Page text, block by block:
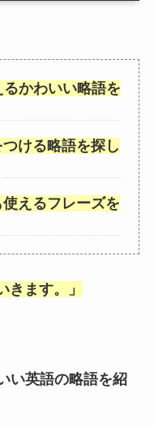
かわいい略語を
ける略語を探し
えるフレーズを
きます。 」
い英語の略語を紹